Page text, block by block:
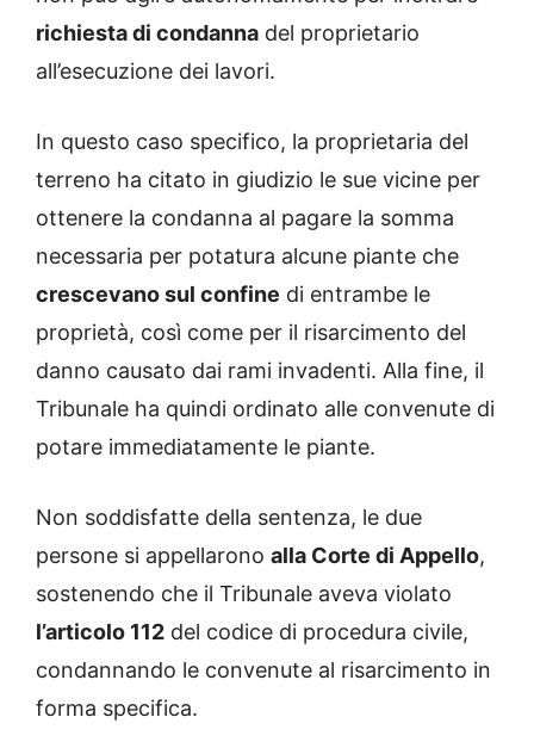
richiesta di condanna del proprietario
all’esecuzione dei lavori.
In questo caso specifico, la proprietaria del
terreno ha citato in giudizio le sue vicine per
ottenere la condanna al pagare la somma
necessaria per potatura alcune piante che
crescevano sul confine di entrambe le
proprietà, così come per il risarcimento del
danno causato dai rami invadenti. Alla fine, il
Tribunale ha quindi ordinato alle convenute di
potare immediatamente le piante.
Non soddisfatte della sentenza, le due
persone si appellarono alla Corte di Appello,
sostenendo che il Tribunale aveva violato
l’articolo 112 del codice di procedura civile,
condannando le convenute al risarcimento in
forma specifica.